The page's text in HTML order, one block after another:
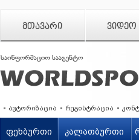
ᲛᲗᲐᲕᲐᲠᲘ ᲕᲘᲓᲔᲝ
ავტორიზაცია რეგისტრაცია
ფეხბურთი კალათბურთი